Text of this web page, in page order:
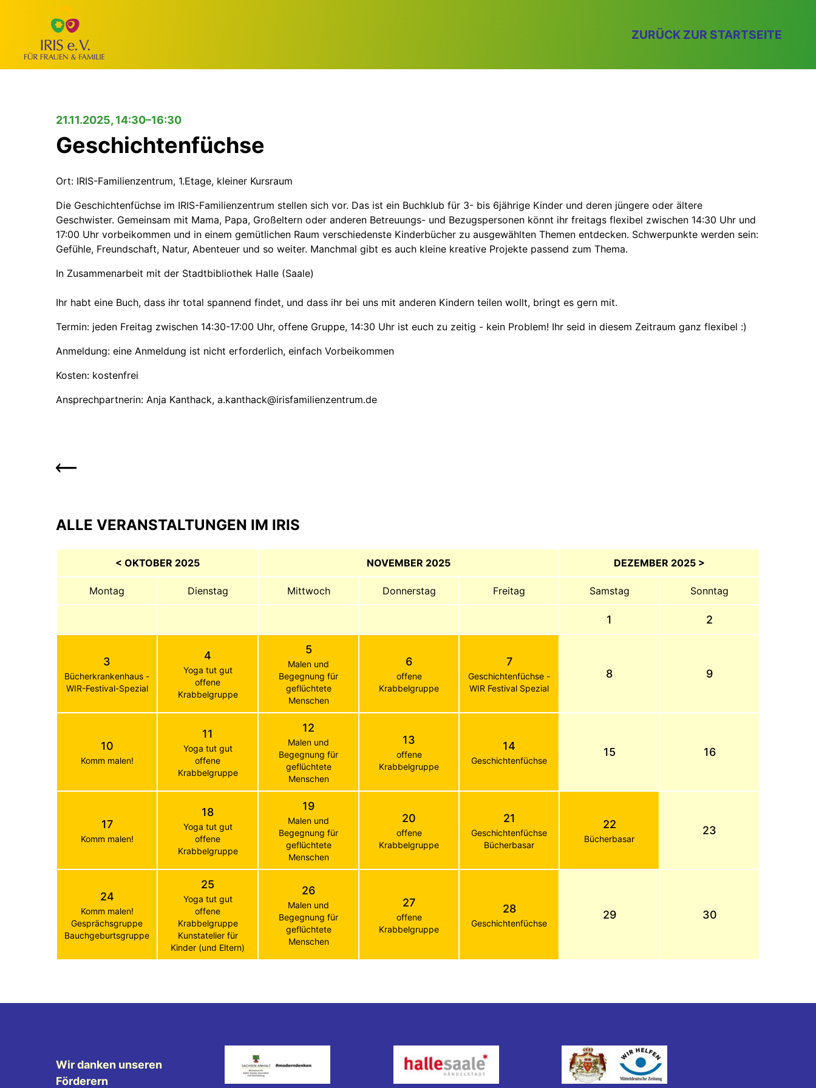
ZURÜCK ZUR STARTSEITE
21.11.2025, 14:30–16:30
Geschichtenfüchse
Ort: IRIS-Familienzentrum, 1.Etage, kleiner Kursraum
Die Geschichtenfüchse im IRIS-Familienzentrum stellen sich vor. Das ist ein Buchklub für 3- bis 6jährige Kinder und deren jüngere oder ältere
Geschwister. Gemeinsam mit Mama, Papa, Großeltern oder anderen Betreuungs- und Bezugspersonen könnt ihr freitags flexibel zwischen 14:30 Uhr und
17:00 Uhr vorbeikommen und in einem gemütlichen Raum verschiedenste Kinderbücher zu ausgewählten Themen entdecken. Schwerpunkte werden sein:
Gefühle, Freundschaft, Natur, Abenteuer und so weiter. Manchmal gibt es auch kleine kreative Projekte passend zum Thema.
In Zusammenarbeit mit der Stadtbibliothek Halle (Saale)
Ihr habt eine Buch, dass ihr total spannend findet, und dass ihr bei uns mit anderen Kindern teilen wollt, bringt es gern mit.
Termin: jeden Freitag zwischen 14:30-17:00 Uhr, offene Gruppe, 14:30 Uhr ist euch zu zeitig - kein Problem! Ihr seid in diesem Zeitraum ganz flexibel :)
Anmeldung: eine Anmeldung ist nicht erforderlich, einfach Vorbeikommen
Kosten: kostenfrei
Ansprechpartnerin: Anja Kanthack, a.kanthack@irisfamilienzentrum.de
ALLE VERANSTALTUNGEN IM IRIS
< OKTOBER 2025 NOVEMBER 2025 DEZEMBER 2025 >
Montag Dienstag Mittwoch Donnerstag Freitag Samstag Sonntag
1 2
3
Bücherkrankenhaus -
WIR-Festival-Spezial
4
Yoga tut gut
offene
Krabbelgruppe
5
Malen und
Begegnung für
geflüchtete
Menschen
6
offene
Krabbelgruppe
7
Geschichtenfüchse -
WIR Festival Spezial
8 9
10
Komm malen!
11
Yoga tut gut
offene
Krabbelgruppe
12
Malen und
Begegnung für
geflüchtete
Menschen
13
offene
Krabbelgruppe
14
Geschichtenfüchse
15 16
17
Komm malen!
18
Yoga tut gut
offene
Krabbelgruppe
19
Malen und
Begegnung für
geflüchtete
Menschen
20
offene
Krabbelgruppe
21
Geschichtenfüchse
Bücherbasar
22
Bücherbasar
23
24
Komm malen!
Gesprächsgruppe
Bauchgeburtsgruppe
25
Yoga tut gut
offene
Krabbelgruppe
Kunstatelier für
Kinder (und Eltern)
26
Malen und
Begegnung für
geflüchtete
Menschen
27
offene
Krabbelgruppe
28
Geschichtenfüchse
29 30
Wir danken unseren
Förderern